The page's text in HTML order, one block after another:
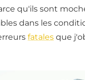
qu'ils sont
dans les
fatales que